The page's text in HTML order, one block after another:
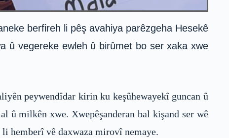
berfireh li pêş avahiya parêzgeha Hesekê
û vegereke ewleh û birûmet bo ser xaka xwe
peywendîdar kirin ku keşûhewayekî guncan û
milkên xwe. Xwepêşanderan bal kişand ser wê
hemberî vê daxwaza mirovî nemaye.